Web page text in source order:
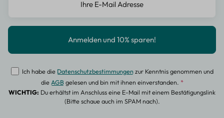
Ich habe die Datenschutzbestimmungenzur Kenntnis genommen und
dieAGBgelesen und bin mit ihnen einverstanden. *
WICHTIG: Du erhältst im Anschluss eine E-Mail mit einem Bestätigungslink
(Bitte schaue auch im SPAM nach).